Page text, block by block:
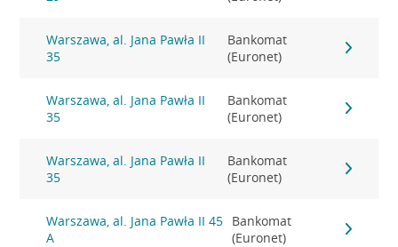
Warszawa, al. Jana Pawła II
35
Bankomat
(Euronet)
Warszawa, al. Jana Pawła II
35
Bankomat
(Euronet)
Warszawa, al. Jana Pawła II
35
Bankomat
(Euronet)
Warszawa, al. Jana Pawła II 45
A
Bankomat
(Euronet)